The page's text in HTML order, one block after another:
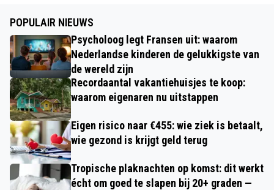
POPULAIR NIEUWS
Psycholoog legt Fransen uit: waarom
Nederlandse kinderen de gelukkigste van
de wereld zijn
Recordaantal vakantiehuisjes te koop:
waarom eigenaren nu uitstappen
Eigen risico naar €455: wie ziek is betaalt,
wie gezond is krijgt geld terug
Tropische plaknachten op komst: dit werkt
écht om goed te slapen bij 20+ graden —